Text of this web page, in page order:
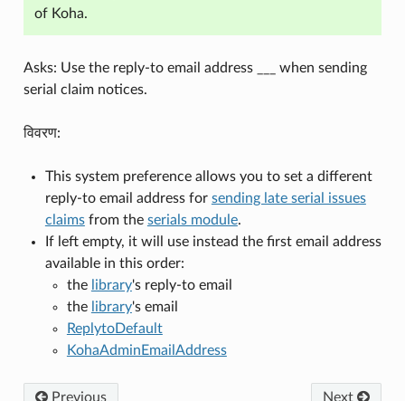
of Koha.
Asks: Use the reply-to email address ___ when sending
serial claim notices.
विवरण:
This system preference allows you to set a different
reply-to email address for sending late serial issues
claimsfrom the serials module.
If left empty, it will use instead the first email address
available in this order:
the library's reply-to email
the library's email
ReplytoDefault
KohaAdminEmailAddress
Previous Next